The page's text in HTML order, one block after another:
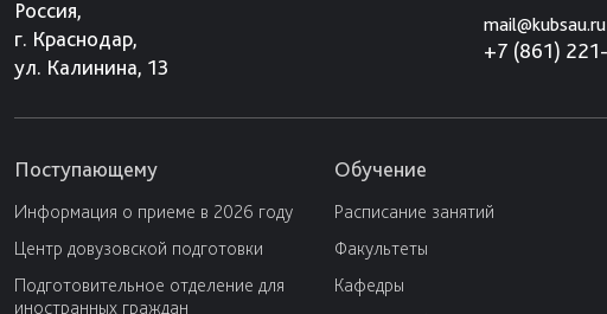
Россия,
г. Краснодар,
ул. Калинина, 13
mail@kubsau.ru
+7 (861)
Поступающему
Информация о приеме в 2026 году
Центр довузовской подготовки
Подготовительное отделение для
иностранных граждан
Обучение
Расписание занятий
Факультеты
Кафедры